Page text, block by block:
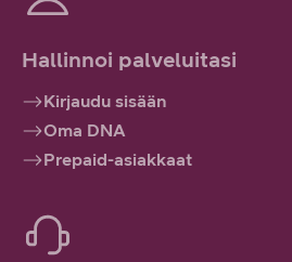
Hallinnoi palveluitasi
Kirjaudu sisään
Oma DNA
Prepaid-asiakkaat